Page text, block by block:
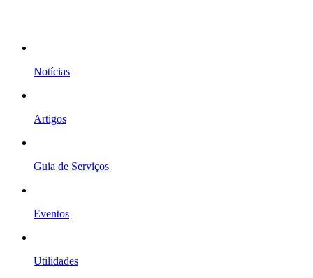
Notícias
Artigos
Guia de Serviços
Eventos
Utilidades